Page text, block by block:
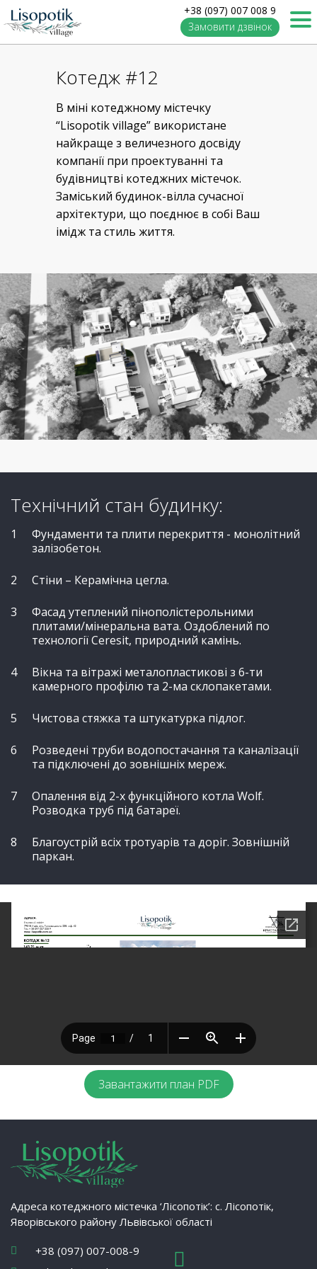
+38 (097) 007 008 9
Замовити дзвінок
Котедж #12
В міні котеджному містечку
“Lisopotik village” використане
найкраще з величезного досвіду
компанії при проектуванні та
будівництві котеджних містечок.
Заміський будинок-вілла сучасної
архітектури, що поєднює в собі Ваш
імідж та стиль життя.
Технічний стан будинку:
Фундаменти та плити перекриття - монолітний
залізобетон.
Стіни – Керамічна цегла.
Фасад утеплений пінополістерольними
плитами/мінеральна вата. Оздоблений по
технології Ceresit, природний камінь.
Вікна та вітражі металопластикові з 6-ти
камерного профілю та 2-ма склопакетами.
Чистова стяжка та штукатурка підлог.
Розведені труби водопостачання та каналізації
та підключені до зовнішніх мереж.
Опалення від 2-х функційного котла Wolf.
Розводка труб під батареї.
Благоустрій всіх тротуарів та доріг. Зовнішній
паркан.
Завантажити план PDF
Адреса котеджного містечка ‘Лісопотік’: с. Лісопотік,
Яворівського району Львівської області
+38 (097) 007-008-9